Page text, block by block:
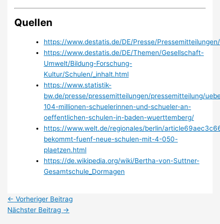
Quellen
https://www.destatis.de/DE/Presse/
https://www.destatis.de/DE/Themen/Gesellschaft-
Umwelt/Bildung-Forschung-
Kultur/Schulen/_inhalt.html
https://www.statistik-
bw.de/presse/pressemitteilungen/pressemitteilung/
104-millionen-schuelerinnen-und-schueler-an-
oeffentlichen-schulen-in-baden-wuerttemberg/
https://www.welt.de/regionales/berlin/
bekommt-fuenf-neue-schulen-mit-4-050-
plaetzen.html
https://de.wikipedia.org/wiki/Bertha-von-Suttner-
Gesamtschule_Dormagen
← Vorheriger Beitrag
Nächster Beitrag →